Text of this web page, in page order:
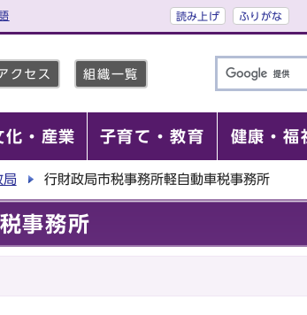
読み上げ ふりがな
クセス 組織一覧
化・産業 子育て・教育 健康・福
局 行財政局市税事務所軽自動車税事務所
事務所